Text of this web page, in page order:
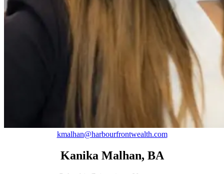
kmalhan@harbourfrontwealth.com
Kanika Malhan, BA